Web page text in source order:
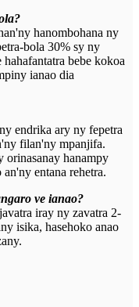
hanombohana ny
bola 30% sy ny
bebe kokoa
ianao dia
endrika ary ny fepetra
filan'ny mpanjifa.
orinasanay hanampy
entana rehetra.
ve ianao?
iray ny zavatra 2-
isika, hasehoko anao